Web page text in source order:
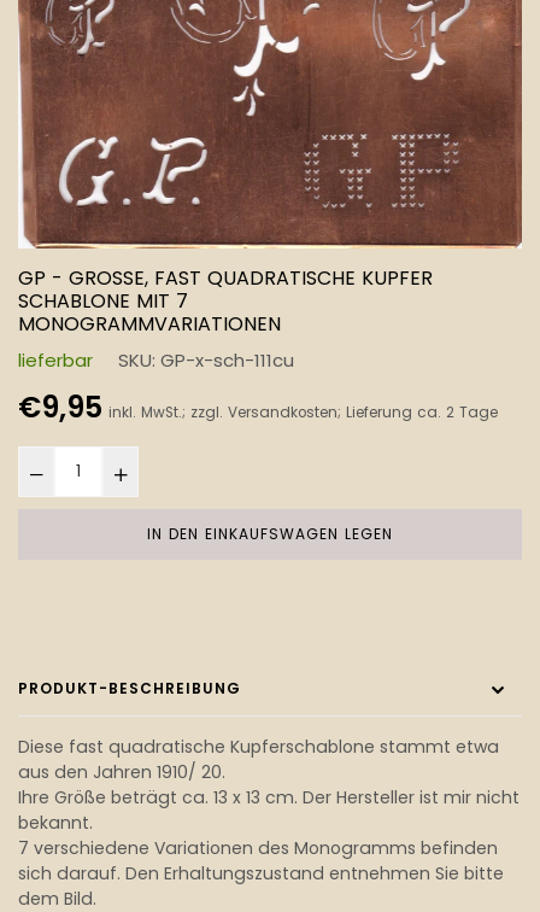
GP - GROSSE, FAST QUADRATISCHE KUPFER S
CHABLONE MIT 7 M
ONOGRAMMVARIATIONEN
lieferbar SKU: GP-x-sch-111cu
Normaler
Preis
€9,95 inkl. MwSt.; zzgl. Versandkosten; Lieferung ca. 2 Tage
IN DEN EINKAUFSWAGEN LEGEN
PRODUKT-BESCHREIBUNG
Diese fast quadratische Kupferschablone stammt etwa
aus den Jahren 1910/ 20.
Ihre Größe beträgt ca. 13 x 13 cm. Der Hersteller ist mir nicht
bekannt.
7 verschiedene Variationen des Monogramms befinden
sich darauf. Den Erhaltungszustand entnehmen Sie bitte
dem Bild.